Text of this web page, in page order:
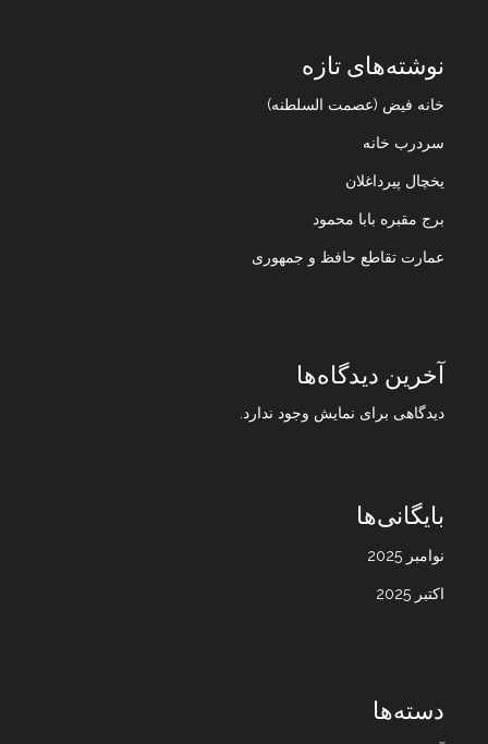
نوشته‌های تازه
خانه فیض (عصمت السلطنه)
سردرب خانه
یخچال پیرداغلان
برج مقبره بابا محمود
عمارت تقاطع حافظ و جمهوری
آخرین دیدگاه‌ها
دیدگاهی برای نمایش وجود ندارد.
بایگانی‌ها
نوامبر 2025
اکتبر 2025
دسته‌ها